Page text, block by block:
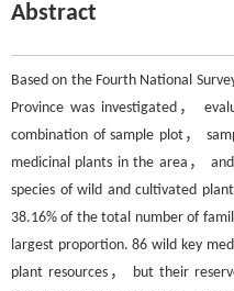
Abstract
Based on the Fourth National
Province was investigated，
combination of sample plot，
medicinal plants in the area，
species of wild and cultivated
38.16% of the total number of
largest proportion. 86 wild key
plant resources， but their